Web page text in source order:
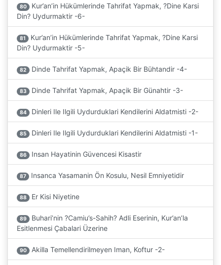
80
Kur’an’in Hükümlerinde Tahrifat Yapmak, ?Dine Karsi
Din? Uydurmaktir -6-
81
Kur’an’in Hükümlerinde Tahrifat Yapmak, ?Dine Karsi
Din? Uydurmaktir -5-
82 Dinde Tahrifat Yapmak, Apaçik Bir Bühtandir -4-
83 Dinde Tahrifat Yapmak, Apaçik Bir Günahtir -3-
84 Dinleri Ile Ilgili Uydurduklari Kendilerini Aldatmisti -2-
85 Dinleri Ile Ilgili Uydurduklari Kendilerini Aldatmisti -1-
86 Insan Hayatinin Güvencesi Kisastir
87 Insanca Yasamanin Ön Kosulu, Nesil Emniyetidir
88 Er Kisi Niyetine
89
Buhari’nin ?Camiu’s-Sahih? Adli Eserinin, Kur’an’la
Esitlenmesi Çabalari Üzerine
90 Akilla Temellendirilmeyen Iman, Koftur -2-